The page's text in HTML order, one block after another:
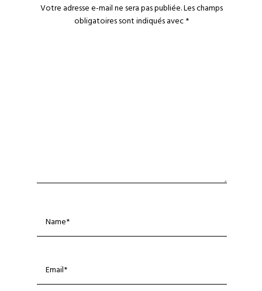
Votre adresse e-mail ne sera pas publiée.Les champs
obligatoires sont indiqués avec*